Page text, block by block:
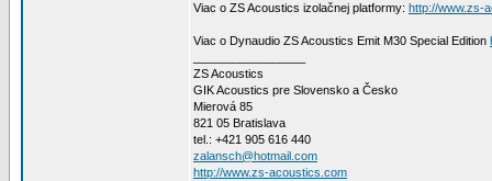
Viac o ZS Acoustics izolačnej platformy: http://www.zs-
Viac o Dynaudio ZS Acoustics Emit M30 Special Edition
ZS Acoustics
GIK Acoustics pre Slovensko a Česko
Mierová 85
821 05 Bratislava
tel.: +421 905 616 440
zalansch@hotmail.com
http://www.zs-acoustics.com